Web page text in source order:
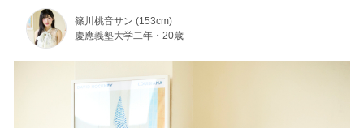
篠川桃音サン (153cm)
慶應義塾大学二年・20歳